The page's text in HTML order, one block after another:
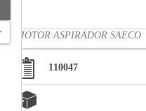
MOTOR ASPIRADOR SAECO
110047